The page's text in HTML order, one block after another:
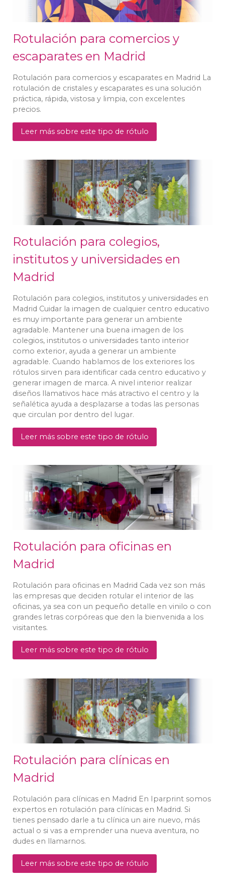
Rotulación para comercios y
escaparates en Madrid
Rotulación para comercios y escaparates en Madrid La
rotulación de cristales y escaparates es una solución
práctica, rápida, vistosa y limpia, con excelentes
precios.
Leer más sobre este tipo de rótulo
Rotulación para colegios,
institutos y universidades en
Madrid
Rotulación para colegios, institutos y universidades en
Madrid Cuidar la imagen de cualquier centro educativo
es muy importante para generar un ambiente
agradable. Mantener una buena imagen de los
colegios, institutos o universidades tanto interior
como exterior, ayuda a generar un ambiente
agradable. Cuando hablamos de los exteriores los
rótulos sirven para identificar cada centro educativo y
generar imagen de marca. A nivel interior realizar
diseños llamativos hace más atractivo el centro y la
señalética ayuda a desplazarse a todas las personas
que circulan por dentro del lugar.
Leer más sobre este tipo de rótulo
Rotulación para oficinas en
Madrid
Rotulación para oficinas en Madrid Cada vez son más
las empresas que deciden rotular el interior de las
oficinas, ya sea con un pequeño detalle en vinilo o con
grandes letras corpóreas que den la bienvenida a los
visitantes.
Leer más sobre este tipo de rótulo
Rotulación para clínicas en
Madrid
Rotulación para clínicas en Madrid En Iparprint somos
expertos en rotulación para clínicas en Madrid. Si
tienes pensado darle a tu clínica un aire nuevo, más
actual o si vas a emprender una nueva aventura, no
dudes en llamarnos.
Leer más sobre este tipo de rótulo